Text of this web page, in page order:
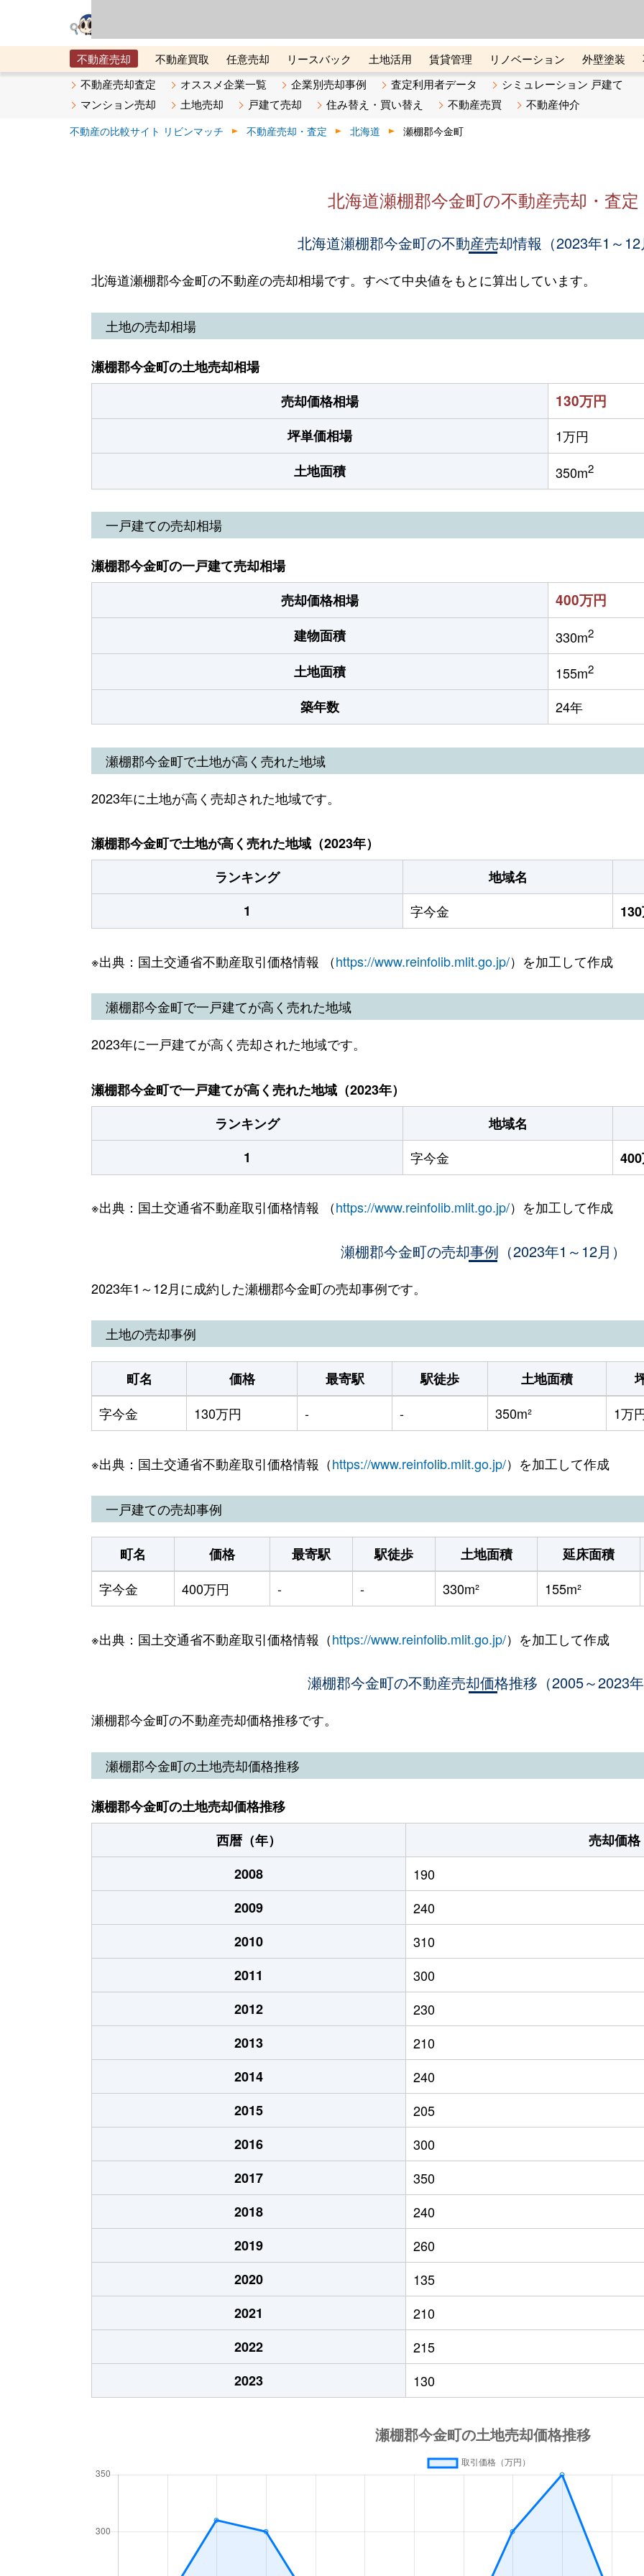
不動産売却 不動産買取 任意売却 リースバック 土地活用 賃貸管理 リノベーション 外壁塗装
メタ住宅展示場
ベスト不動産カンパニー オンライン講座 リビンマガジンBiz 不動産売却ご相談デスク
不動産売却査定 オススメ企業一覧 企業別売却事例 査定利用者データ
シミュレーション 戸建て
マンション売却
土地売却 戸建て売却 住み替え・買い替え 不動産売買 不動産仲介
不動産の比較サイト リビンマッチ 不動産売却・査定 北海道 瀬棚郡今金町
北海道瀬棚郡今金町の不動産売却・査定
北海道瀬棚郡今金町の不動産売却情報（2023年1～12
北海道瀬棚郡今金町の不動産の売却相場です。すべて中央値をもとに算出しています。
土地の売却相場
瀬棚郡今金町の土地売却相場
売却価格相場
130万円
坪単価相場
1万円
土地面積
350m2
一戸建ての売却相場
瀬棚郡今金町の一戸建て売却相場
売却価格相場
400万円
建物面積 330m2
土地面積 155m2
築年数 24年
瀬棚郡今金町で土地が高く売れた地域
2023年に土地が高く売却された地域です。
瀬棚郡今金町で土地が高く売れた地域（2023年）
ランキング
地域名
1
字今金
※出典：国土交通省不動産取引価格情報 （https://www.reinfolib.mlit.go.jp/）を加工して作成
瀬棚郡今金町で一戸建てが高く売れた地域
2023年に一戸建てが高く売却された地域です。
瀬棚郡今金町で一戸建てが高く売れた地域（2023年）
ランキング
地域名
1
字今金
※出典：国土交通省不動産取引価格情報 （https://www.reinfolib.mlit.go.jp/）を加工して作成
瀬棚郡今金町の売却事例（2023年1～12月）
2023年1～12月に成約した瀬棚郡今金町の売却事例です。
土地の売却事例
町名 価格 最寄駅 駅徒歩 土地面積
字今金
130万円 - - 350m² 1万
※出典：国土交通省不動産取引価格情報（https://www.reinfolib.mlit.go.jp/）を加工して作成
一戸建ての売却事例
町名 価格 最寄駅 駅徒歩 土地面積 延床面積
字今金
400万円 - - 330m² 155m²
※出典：国土交通省不動産取引価格情報（https://www.reinfolib.mlit.go.jp/）を加工して作成
瀬棚郡今金町の不動産売却価格推移（2005～2023年
瀬棚郡今金町の不動産売却価格推移です。
瀬棚郡今金町の土地売却価格推移
瀬棚郡今金町の土地売却価格推移
西暦（年）
売却価格
2008
190
2009
240
2010
310
2011
300
2012
230
2013
210
2014
240
2015
205
2016
300
2017
350
2018
240
2019
260
2020
135
2021
210
2022
215
2023
130